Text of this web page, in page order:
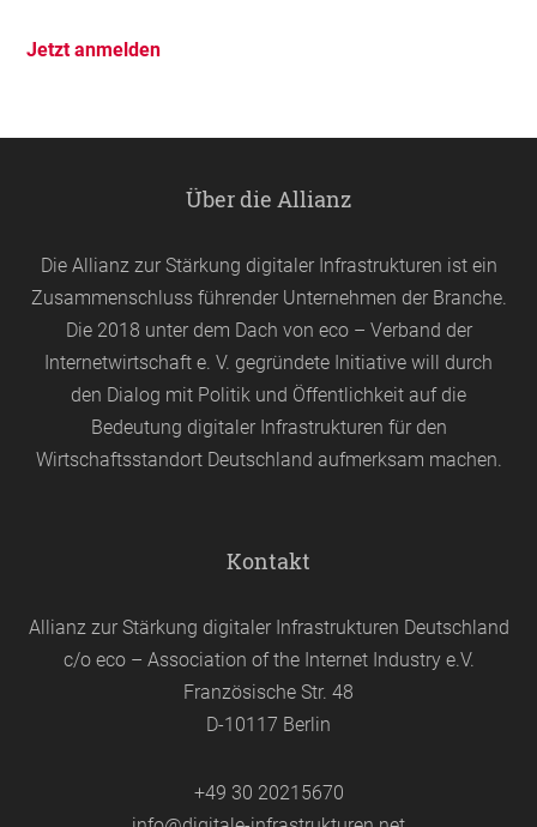
Jetzt anmelden
Über die Allianz
Die Allianz zur Stärkung digitaler Infrastrukturen ist ein
Zusammenschluss führender Unternehmen der Branche.
Die 2018 unter dem Dach von eco– Verband der
Internetwirtschaft e. V. gegründete Initiative will durch
den Dialog mit Politik und Öffentlichkeit auf die
Bedeutung digitaler Infrastrukturen für den
Wirtschaftsstandort Deutschland aufmerksam machen.
Kontakt
Allianz zur Stärkung digitaler Infrastrukturen Deutschland
c/o eco – Association of the Internet Industry e.V.
Französische Str. 48
D-10117 Berlin
+49 30 20215670